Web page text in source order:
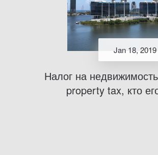
Jan 18, 2019
Налог на
property tax, кто